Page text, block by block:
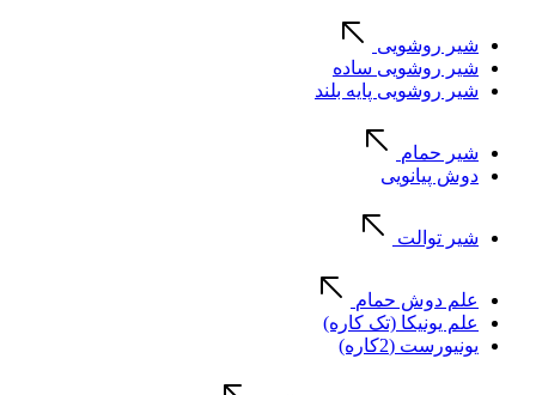
شیر روشویی
شیر روشویی ساده
شیر روشویی پایه بلند
شیر حمام
دوش پیانویی
شیر توالت
علم دوش حمام
علم یونیکا (تک کاره)
یونیورست (2کاره)